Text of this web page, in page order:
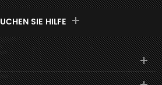
SIE HILFE